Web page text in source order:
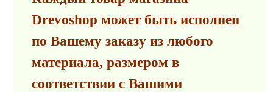
Drevoshop может быть исполнен
по Вашему заказу из любого
материала, размером в
соответствии с Вашими